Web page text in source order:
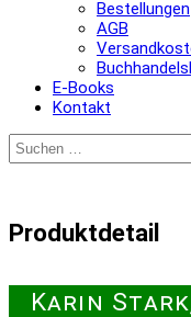
Bestellungen
AGB
E-Books
Kontakt
Suchen
nach:
Produktdetail
Karin